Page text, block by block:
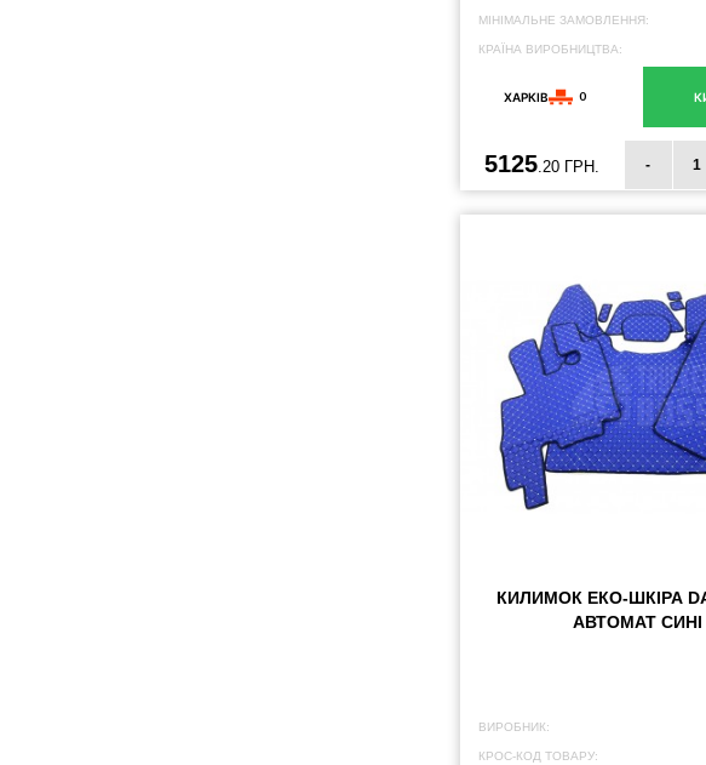
МІНІМАЛЬНЕ ЗАМОВЛЕННЯ:
КРАЇНА ВИРОБНИЦТВА:
ХАРКІВ 0
5125 .20 ГРН. -
КИЛИМОК ЕКО-ШКІРА
АВТОМАТ СИНІ
ВИРОБНИК:
КРОС-КОД ТОВАРУ: